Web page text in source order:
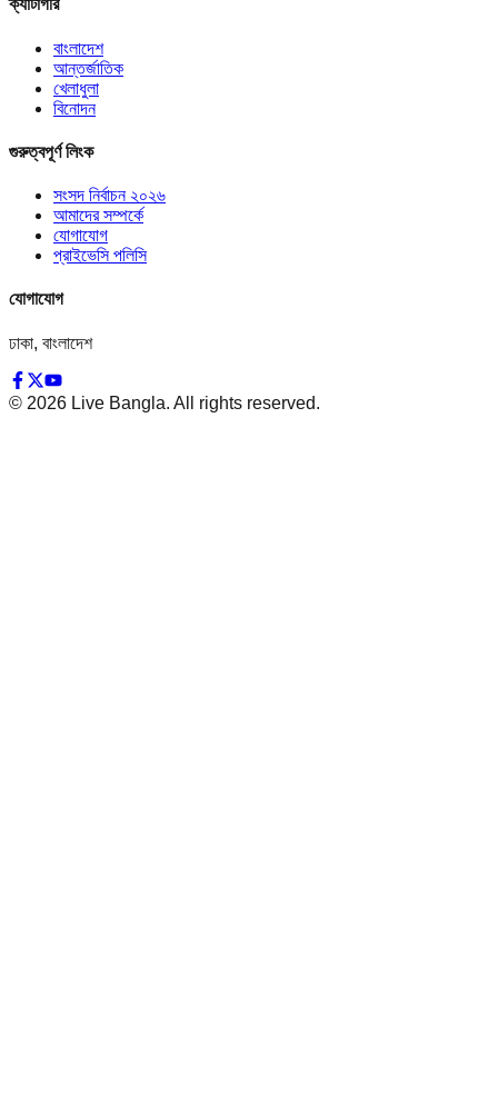
ক্যাটাগরি
বাংলাদেশ
আন্তর্জাতিক
খেলাধুলা
বিনোদন
গুরুত্বপূর্ণ লিংক
সংসদ নির্বাচন ২০২৬
আমাদের সম্পর্কে
যোগাযোগ
প্রাইভেসি পলিসি
যোগাযোগ
ঢাকা, বাংলাদেশ
© 2026 Live Bangla. All rights reserved.